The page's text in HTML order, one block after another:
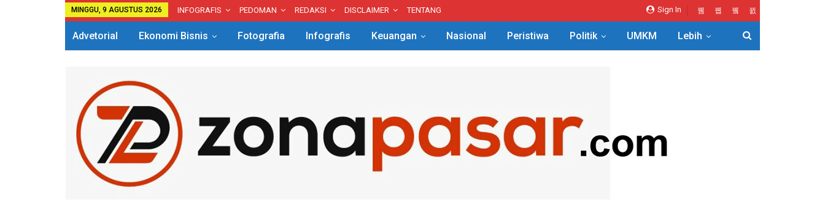
Sign In
MINGGU, 9 AGUSTUS 2026 INFOGRAFIS PEDOMAN REDAKSI DISCLAIMER TENTANG
Advetorial Ekonomi Bisnis Fotografia Infografis Keuangan Nasional Peristiwa Politik UMKM Lebih